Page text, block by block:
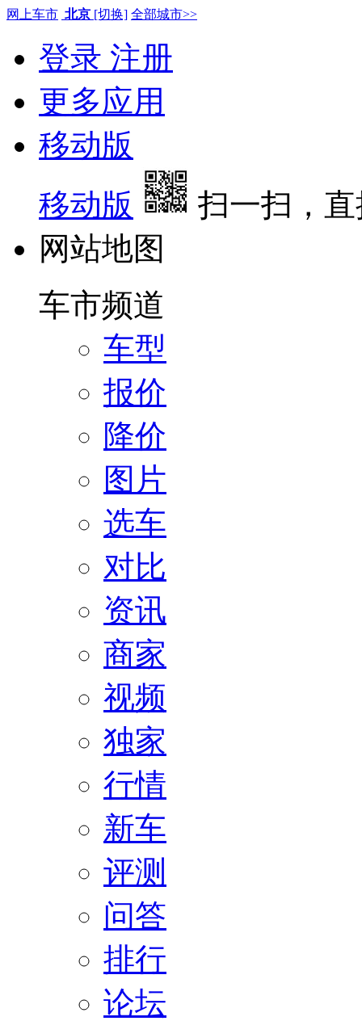
网上车市 北京 [切换] 全部城市>>
登录 注册
更多应用
移动版
移动版
扫一扫，
网站地图
车市频道
车型
报价
降价
图片
选车
对比
资讯
商家
视频
独家
行情
新车
评测
问答
排行
论坛